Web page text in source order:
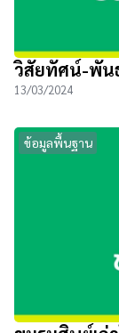
วิสัยทัศน์-พัน
13/03/2024
ข้อมูลพื้นฐาน